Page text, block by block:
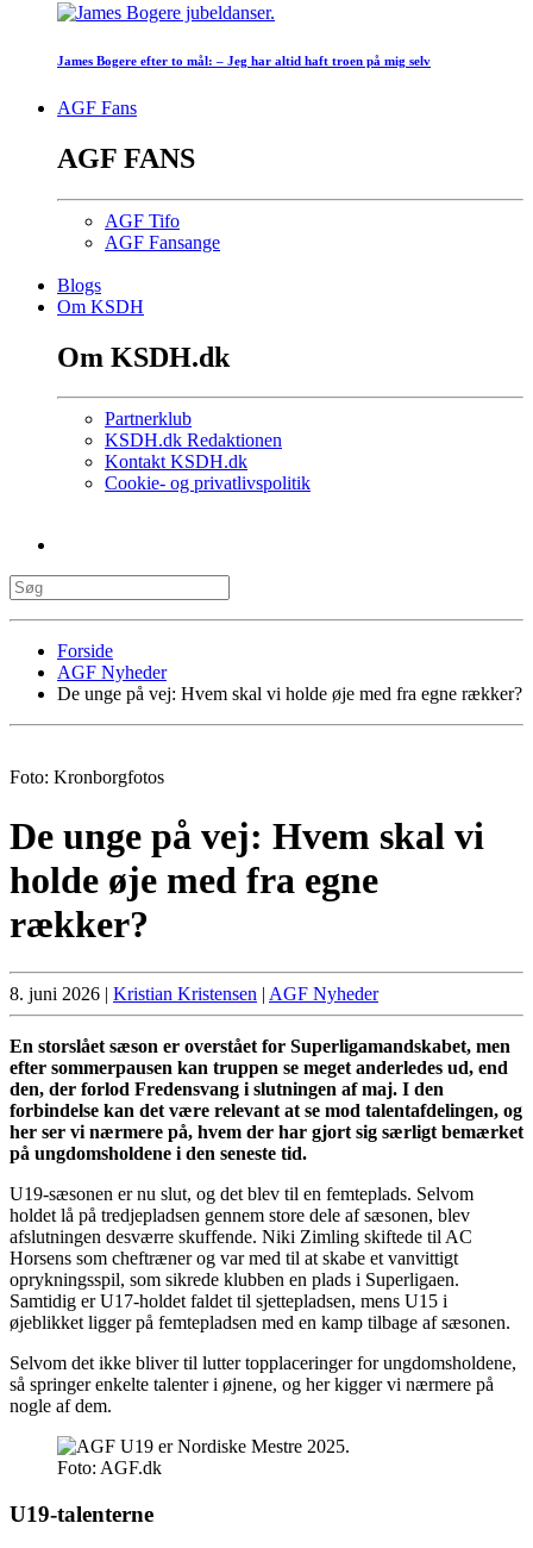
James Bogere efter to mål: – Jeg har altid haft troen på mig selv
AGF Fans
AGF FANS
AGF Tifo
AGF Fansange
Blogs
Om KSDH
Om KSDH.dk
Partnerklub
KSDH.dk Redaktionen
Kontakt KSDH.dk
Cookie- og privatlivspolitik
Forside
AGF Nyheder
De unge på vej: Hvem skal vi holde øje med fra egne rækker?
Foto: Kronborgfotos
De unge på vej: Hvem skal vi
holde øje med fra egne
rækker?
8. juni 2026 | Kristian Kristensen | AGF Nyheder
En storslået sæson er overstået for Superligamandskabet, men
efter sommerpausen kan truppen se meget anderledes ud, end
den, der forlod Fredensvang i slutningen af maj. I den
forbindelse kan det være relevant at se mod talentafdelingen, og
her ser vi nærmere på, hvem der har gjort sig særligt bemærket
på ungdomsholdene i den seneste tid.
U19-sæsonen er nu slut, og det blev til en femteplads. Selvom
holdet lå på tredjepladsen gennem store dele af sæsonen, blev
afslutningen desværre skuffende. Niki Zimling skiftede til AC
Horsens som cheftræner og var med til at skabe et vanvittigt
oprykningsspil, som sikrede klubben en plads i Superligaen.
Samtidig er U17-holdet faldet til sjettepladsen, mens U15 i
øjeblikket ligger på femtepladsen med en kamp tilbage af sæsonen.
Selvom det ikke bliver til lutter topplaceringer for ungdomsholdene,
så springer enkelte talenter i øjnene, og her kigger vi nærmere på
nogle af dem.
Foto: AGF.dk
U19-talenterne